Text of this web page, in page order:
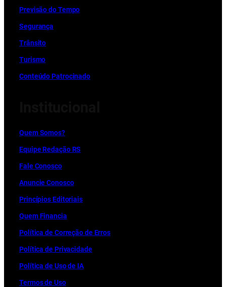
Previsão do Tempo
Segurança
Trânsito
Turismo
Conteúdo Patrocinado
Quem Somos?
Equipe Redação RS
Fale Conosco
Anuncie Conosco
Princípios Editoriais
Quem Financia
Política de Correção de Erros
Política de Privacidade
Política de Uso de IA
Termos de Uso